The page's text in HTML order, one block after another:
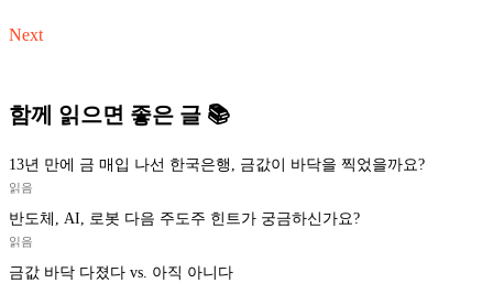
Next
함께 읽으면 좋은 글 📚
13년 만에 금 매입 나선 한국은행, 금값이 바닥을 찍었을까요?
읽음
반도체, AI, 로봇 다음 주도주 힌트가 궁금하신가요?
읽음
금값 바닥 다졌다 vs. 아직 아니다